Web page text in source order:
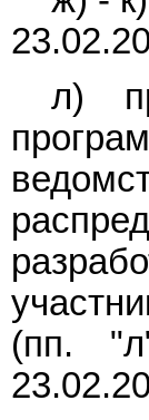
л)
(пп.